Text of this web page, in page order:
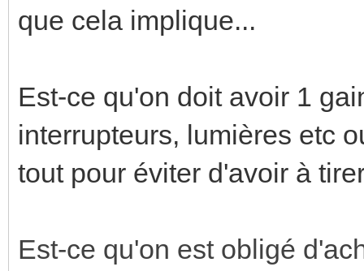
que cela implique...
Est-ce qu'on doit avoir 1
interrupteurs, lumières etc
tout pour éviter d'avoir à
Est-ce qu'on est obligé